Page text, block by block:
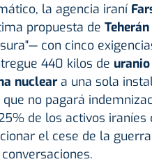
la agencia iraní
propuesta de Teherán
con cinco
440 kilos de
nucleara una sola
no pagará
de los activos
el cese de la